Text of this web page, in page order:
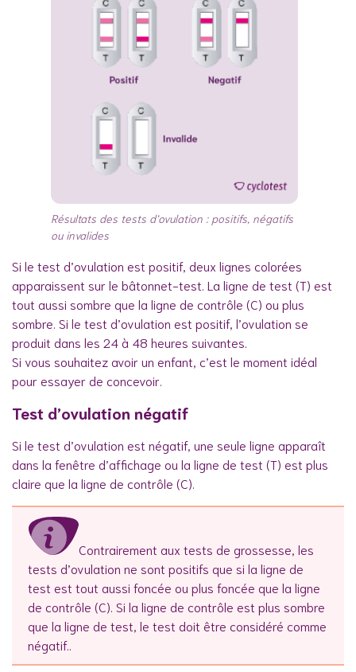
Résultats des tests d’ovulation : positifs, négatifs
ou invalides
Si le test d’ovulation est positif, deux lignes colorées
apparaissent sur le bâtonnet-test. La ligne de test (T) est
tout aussi sombre que la ligne de contrôle (C) ou plus
sombre. Si le test d’ovulation est positif, l’ovulation se
produit dans les 24 à 48 heures suivantes.
Si vous souhaitez avoir un enfant, c’est le moment idéal
pour essayer de concevoir.
Test d’ovulation négatif
Si le test d’ovulation est négatif, une seule ligne apparaît
dans la fenêtre d’affichage ou la ligne de test (T) est plus
claire que la ligne de contrôle (C).
Contrairement aux tests de grossesse, les
tests d’ovulation ne sont positifs que si la ligne de
test est tout aussi foncée ou plus foncée que la ligne
de contrôle (C). Si la ligne de contrôle est plus sombre
que la ligne de test, le test doit être considéré comme
négatif..